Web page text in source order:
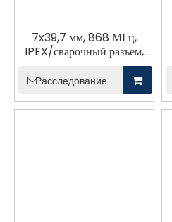
7x39,7 мм, 868 МГц,
IPEX/сварочный разъем,
Расследование